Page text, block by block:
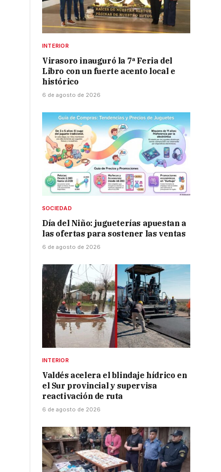
INTERIOR
Virasoro inauguró la 7ª Feria del
Libro con un fuerte acento local e
histórico
6 de agosto de 2026
SOCIEDAD
Día del Niño: jugueterías apuestan a
las ofertas para sostener las ventas
6 de agosto de 2026
INTERIOR
Valdés acelera el blindaje hídrico en
el Sur provincial y supervisa
reactivación de ruta
6 de agosto de 2026